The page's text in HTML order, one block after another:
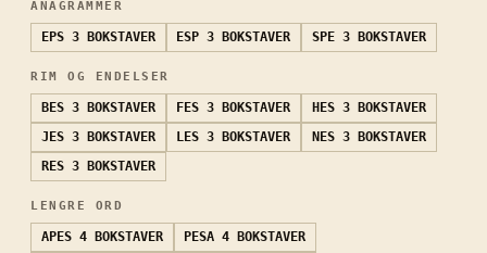
ANAGRAMMER
EPS 3 BOKSTAVER ESP 3 BOKSTAVER SPE 3 BOKSTAVER
RIM OG ENDELSER
BES 3 BOKSTAVER FES 3 BOKSTAVER HES 3 BOKSTAVER
JES 3 BOKSTAVER LES 3 BOKSTAVER NES 3 BOKSTAVER
RES 3 BOKSTAVER
LENGRE ORD
APES 4 BOKSTAVER PESA 4 BOKSTAVER